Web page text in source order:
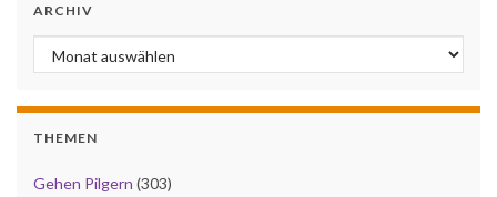
ARCHIV
Archiv
THEMEN
Gehen Pilgern (303)